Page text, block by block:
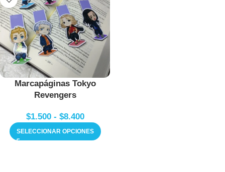
Marcapáginas Tokyo
Revengers
$1.500 - $8.400
SELECCIONAR OPCIONES